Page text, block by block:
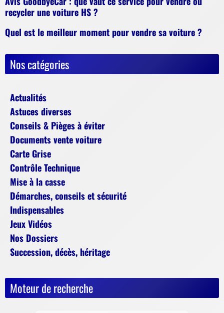
recycler une voiture HS ?
Quel est le meilleur moment pour vendre sa voiture ?
Nos catégories
Actualités
Astuces diverses
Conseils & Pièges à éviter
Documents vente voiture
Carte Grise
Contrôle Technique
Mise à la casse
Démarches, conseils et sécurité
Indispensables
Jeux Vidéos
Nos Dossiers
Succession, décès, héritage
Moteur de recherche